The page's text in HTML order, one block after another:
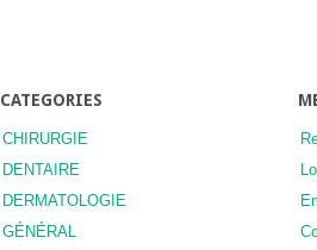
CATEGORIES
CHIRURGIE
DENTAIRE
DERMATOLOGIE
GÉNÉRAL